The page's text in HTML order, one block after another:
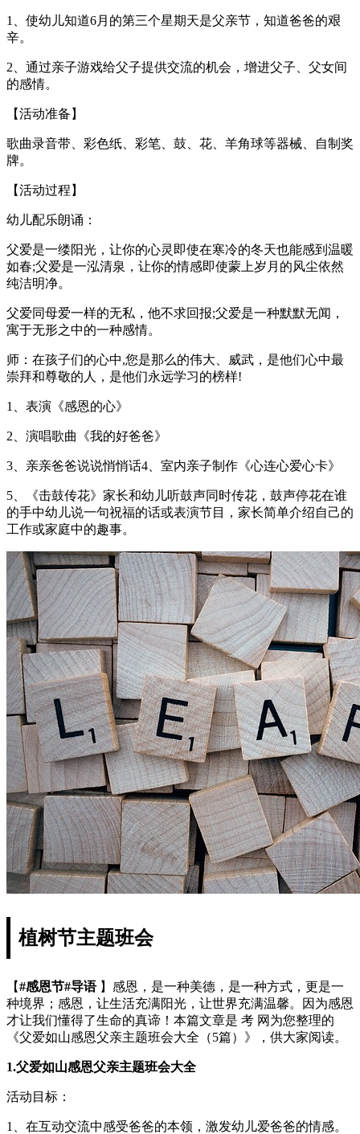
1、使幼儿知道6月的第三个星期天是父亲节，知道爸爸的艰
辛。
2、通过亲子游戏给父子提供交流的机会，增进父子、父女间
的感情。
【活动准备】
歌曲录音带、彩色纸、彩笔、鼓、花、羊角球等器械、自制奖
牌。
【活动过程】
幼儿配乐朗诵：
父爱是一缕阳光，让你的心灵即使在寒冷的冬天也能感到温暖
如春;父爱是一泓清泉，让你的情感即使蒙上岁月的风尘依然
纯洁明净。
父爱同母爱一样的无私，他不求回报;父爱是一种默默无闻，
寓于无形之中的一种感情。
师：在孩子们的心中,您是那么的伟大、威武，是他们心中最
崇拜和尊敬的人，是他们永远学习的榜样!
1、表演《感恩的心》
2、演唱歌曲《我的好爸爸》
3、亲亲爸爸说说悄悄话4、室内亲子制作《心连心爱心卡》
5、《击鼓传花》家长和幼儿听鼓声同时传花，鼓声停花在谁
的手中幼儿说一句祝福的话或表演节目，家长简单介绍自己的
工作或家庭中的趣事。
植树节主题班会
【#感恩节#导语】感恩，是一种美德，是一种方式，更是一
种境界；感恩，让生活充满阳光，让世界充满温馨。因为感恩
才让我们懂得了生命的真谛！本篇文章是 考 网为您整理的
《父爱如山感恩父亲主题班会大全（5篇）》，供大家阅读。
1.父爱如山感恩父亲主题班会大全
活动目标：
1、在互动交流中感受爸爸的本领，激发幼儿爱爸爸的情感。